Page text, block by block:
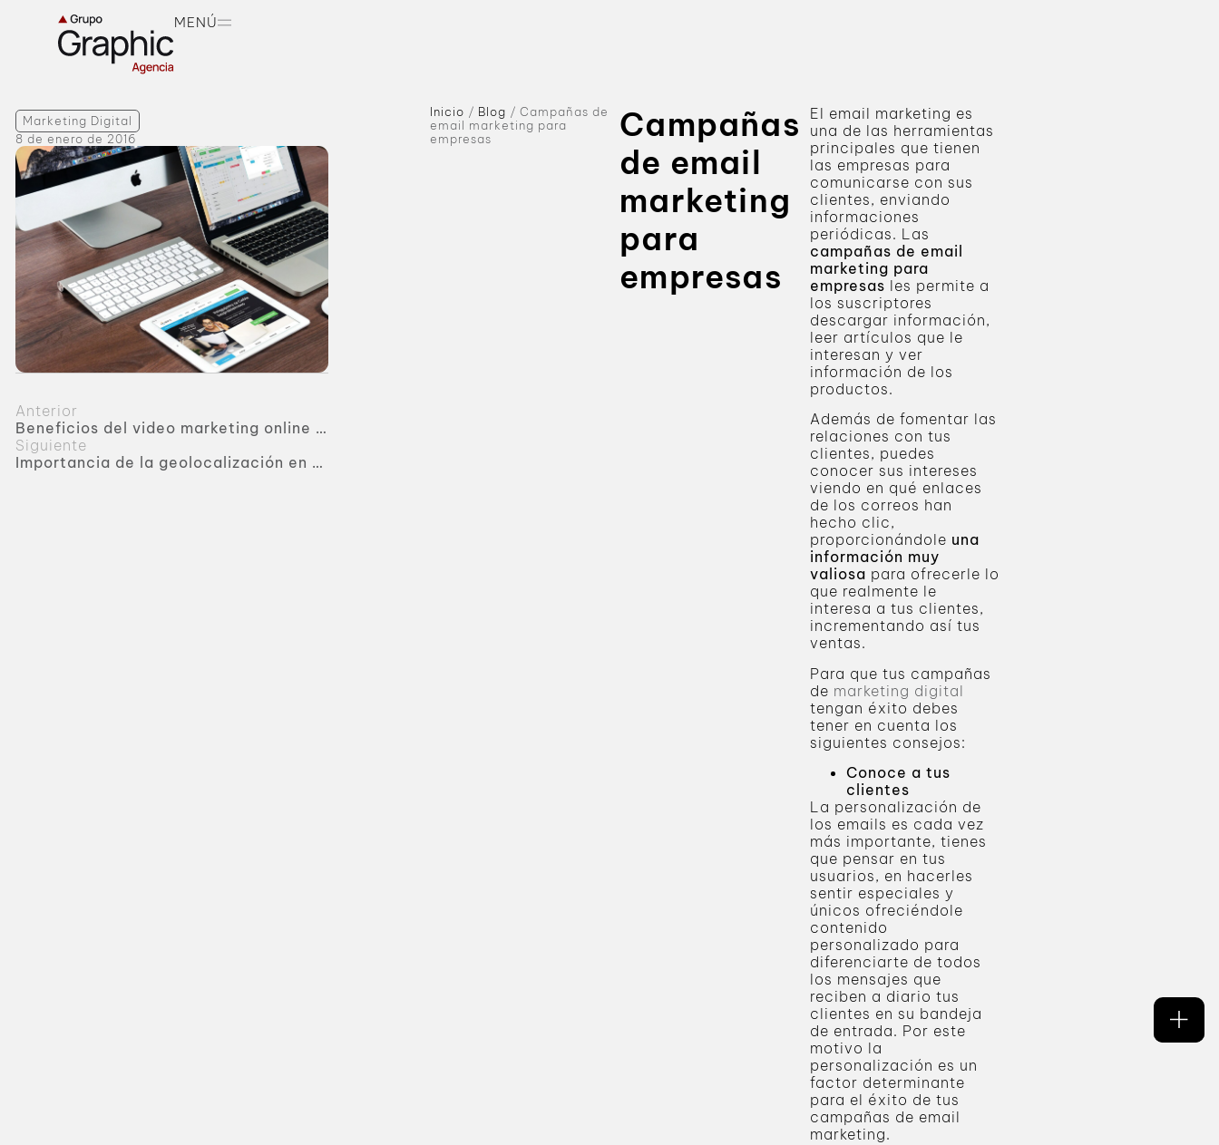
MENÚ
Marketing Digital
8 de enero de 2016
Anterior
Beneficios del video marketing online para empresas
Siguiente
Importancia de la geolocalización en tu negocio
Inicio / Blog / Campañas de
email marketing para
empresas
Campañas
de email
marketing
para
empresas
El email marketing es
una de las herramientas
principales que tienen
las empresas para
comunicarse con sus
clientes, enviando
informaciones
periódicas. Las
campañas de email
marketing para
empresas les permite a
los suscriptores
descargar información,
leer artículos que le
interesan y ver
información de los
productos.
Además de fomentar las
relaciones con tus
clientes, puedes
conocer sus intereses
viendo en qué enlaces
de los correos han
hecho clic,
proporcionándole una
información muy
valiosa para ofrecerle lo
que realmente le
interesa a tus clientes,
incrementando así tus
ventas.
Para que tus campañas
de marketing digital
tengan éxito debes
tener en cuenta los
siguientes consejos:
Conoce a tus
clientes
La personalización de
los emails es cada vez
más importante, tienes
que pensar en tus
usuarios, en hacerles
sentir especiales y
únicos ofreciéndole
contenido
personalizado para
diferenciarte de todos
los mensajes que
reciben a diario tus
clientes en su bandeja
de entrada. Por este
motivo la
personalización es un
factor determinante
para el éxito de tus
campañas de email
marketing.